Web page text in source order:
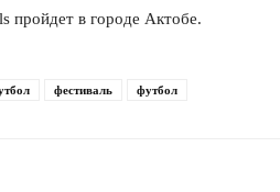
пройдет в городе Актобе.
фестиваль футбол